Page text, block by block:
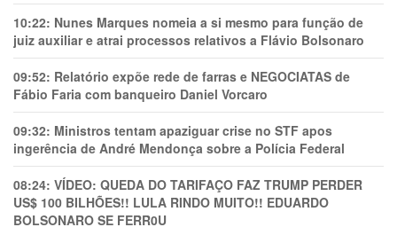
10:22: Nunes Marques nomeia a si mesmo para função de
juiz auxiliar e atrai processos relativos a Flávio Bolsonaro
09:52: Relatório expõe rede de farras e NEGOCIATAS de
Fábio Faria com banqueiro Daniel Vorcaro
09:32: Ministros tentam apaziguar crise no STF apos
ingerência de André Mendonça sobre a Polícia Federal
08:24: VÍDEO: QUEDA DO TARIFAÇO FAZ TRUMP PERDER
US$ 100 BILHÕES!! LULA RINDO MUITO!! EDUARDO
BOLSONARO SE FERR0U